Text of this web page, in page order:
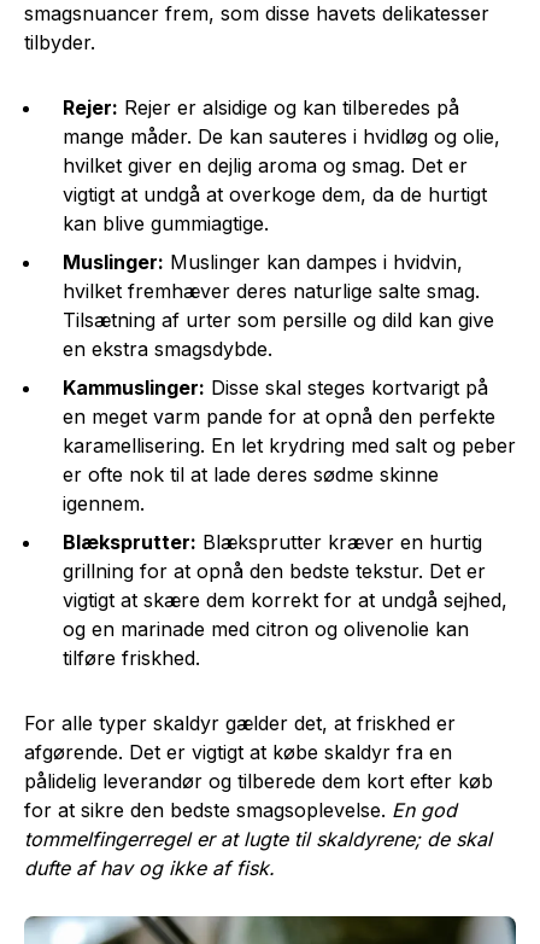
smagsnuancer frem, som disse havets delikatesser
tilbyder.
Rejer: Rejer er alsidige og kan tilberedes på
mange måder. De kan sauteres i hvidløg og olie,
hvilket giver en dejlig aroma og smag. Det er
vigtigt at undgå at overkoge dem, da de hurtigt
kan blive gummiagtige.
Muslinger: Muslinger kan dampes i hvidvin,
hvilket fremhæver deres naturlige salte smag.
Tilsætning af urter som persille og dild kan give
en ekstra smagsdybde.
Kammuslinger: Disse skal steges kortvarigt på
en meget varm pande for at opnå den perfekte
karamellisering. En let krydring med salt og peber
er ofte nok til at lade deres sødme skinne
igennem.
Blæksprutter: Blæksprutter kræver en hurtig
grillning for at opnå den bedste tekstur. Det er
vigtigt at skære dem korrekt for at undgå sejhed,
og en marinade med citron og olivenolie kan
tilføre friskhed.
For alle typer skaldyr gælder det, at friskhed er
afgørende. Det er vigtigt at købe skaldyr fra en
pålidelig leverandør og tilberede dem kort efter køb
for at sikre den bedste smagsoplevelse. En god
tommelfingerregel er at lugte til skaldyrene; de skal
dufte af hav og ikke af fisk.